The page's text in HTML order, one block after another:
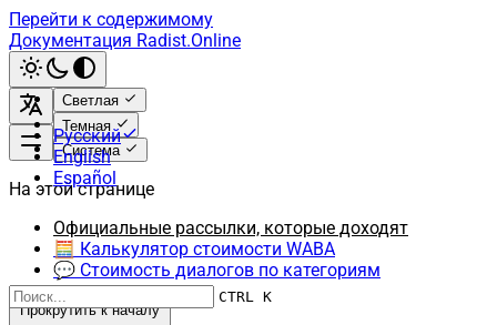
Перейти к содержимому
Документация Radist.Online
Светлая
Темная
Система
Русский
English
Español
CTRL K
На этой странице
Официальные рассылки, которые доходят
🧮 Калькулятор стоимости WABA
💬 Стоимость диалогов по категориям
Прокрутить к началу